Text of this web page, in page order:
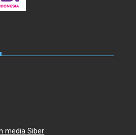
media Siber